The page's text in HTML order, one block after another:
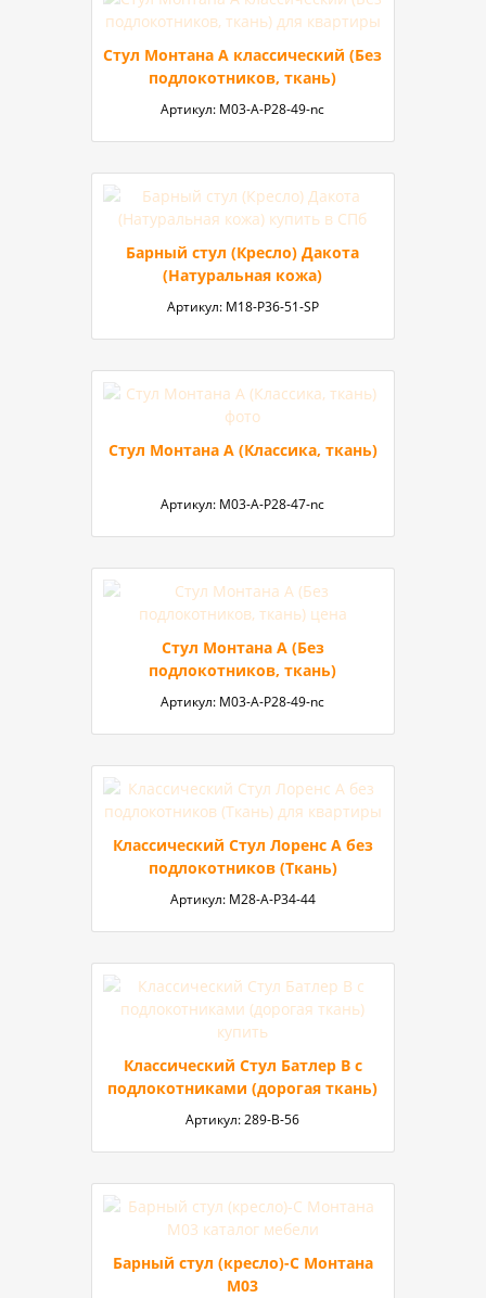
Стул Монтана А классический (Без
подлокотников, ткань)
Артикул: М03-А-P28-49-nc
Барный стул (Кресло) Дакота
(Натуральная кожа)
Артикул: М18-P36-51-SP
Стул Монтана А (Классика, ткань)
Артикул: М03-A-P28-47-nc
Стул Монтана А (Без
подлокотников, ткань)
Артикул: М03-А-P28-49-nc
Классический Стул Лоренс А без
подлокотников (Ткань)
Артикул: М28-А-Р34-44
Классический Стул Батлер В с
подлокотниками (дорогая ткань)
Артикул:289-B-56
Барный стул (кресло)-C Монтана
М03